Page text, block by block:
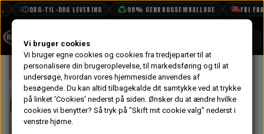
DAG-TIL-DAG LEVERING 98% GENBRUGSEMBALLAGE FRI
BOOK TID
PROJEKTER
TEKNISK DATA
Forside Mini Karrosseri Døre
Dør Plade
Vi bruger cookies
Vi bruger egne cookies og cookies fra tredjeparter til at
personalisere din brugeroplevelse, til markedsføring og til at
undersøge, hvordan vores hjemmeside anvendes af
besøgende. Du kan altid tilbagekalde dit samtykke ved at trykke
på linket 'Cookies' nederst på siden. Ønsker du at ændre hvilke
cookies vi benytter? Så tryk på "Skift mit cookie valg" nederst i
venstre hjørne.